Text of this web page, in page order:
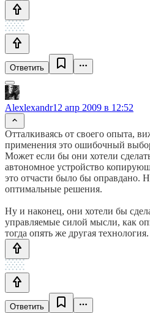
Ответить
Alexlexandr12 апр 2009 в 12:52
Отталкиваясь от своего опыта,
применения это ошибочный
Может если бы они хотели
автономное устройство
это отчасти было бы оправдано.
оптимальные решения.
Ну и наконец, они хотели бы
управляемые силой мысли, как
тогда опять же другая технология.
Ответить